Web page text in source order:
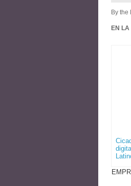
By the
EN LA